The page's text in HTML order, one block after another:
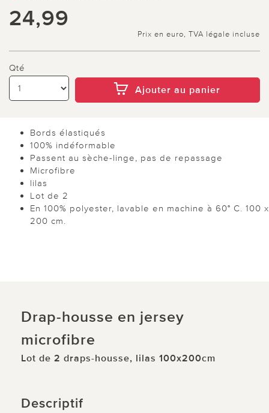
24,99
Prix en euro, TVA légale incluse
Qté
Ajouter au panier
Bords élastiqués
100% indéformable
Passent au sèche-linge, pas de repassage
Microfibre
lilas
Lot de 2
En 100% polyester, lavable en machine à 60° C. 100 x
200 cm.
Drap-housse en jersey
microfibre
Lot de 2 draps-housse, lilas 100x200cm
Descriptif